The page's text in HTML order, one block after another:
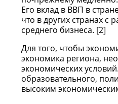
Его вклад в ВВП в
что в других странах с
среднего бизнеса. [2]
Для того, чтобы
экономика региона,
экономических
образовательного,
высоким